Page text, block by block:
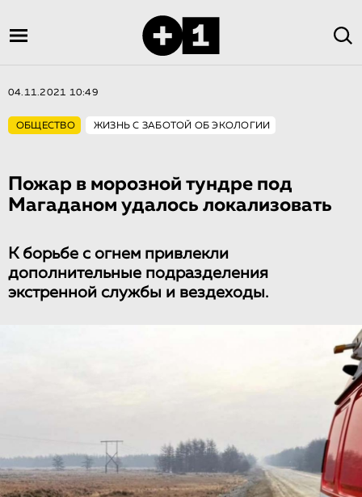
04.11.2021 10:49
ОБЩЕСТВО ЖИЗНЬ С ЗАБОТОЙ ОБ ЭКОЛОГИИ
Пожар в морозной тундре под
Магаданом удалось локализовать
К борьбе с огнем привлекли
дополнительные подразделения
экстренной службы и вездеходы.